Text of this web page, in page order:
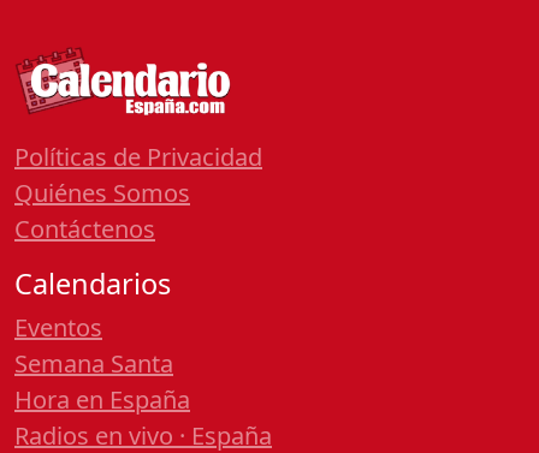
Políticas de Privacidad
Quiénes Somos
Contáctenos
Calendarios
Eventos
Semana Santa
Hora en España
Radios en vivo · España